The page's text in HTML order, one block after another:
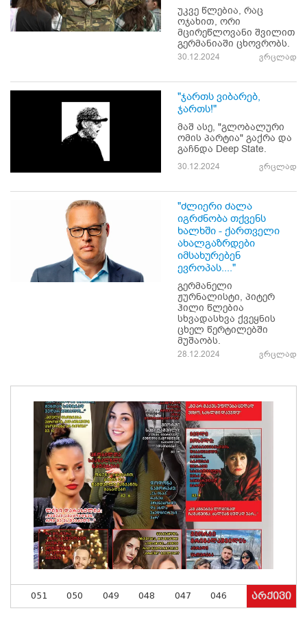
უკვე წლებია, რაც
ოჯახით, ორი
მცირეწლოვანი შვილით
გერმანიაში ცხოვრობს.
30.12.2024 ვრცლად
"ჯართს ვიბარებ,
ჯართს!"
მაშ ასე, "გლობალური
ომის პარტია" გაქრა და
გაჩნდა Deep State.
30.12.2024 ვრცლად
"ძლიერი ძალა
იგრძნობა თქვენს
ხალხში - ქართველი
ახალგაზრდები
იმსახურებენ
ევროპას...."
გერმანელი
ჟურნალისტი, პიტერ
ჰილი წლებია
სხვადასხვა ქვეყნის
ცხელ წერტილებში
მუშაობს.
28.12.2024 ვრცლად
051 050 049 048 047 046 არქივი